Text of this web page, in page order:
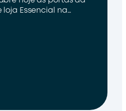
Essencial na…